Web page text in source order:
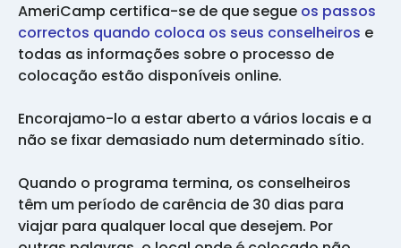
AmeriCamp certifica-se de que segue os passos
correctos quando coloca os seus conselheiros e
todas as informações sobre o processo de
colocação estão disponíveis online.
Encorajamo-lo a estar aberto a vários locais e a
não se fixar demasiado num determinado sítio.
Quando o programa termina, os conselheiros
têm um período de carência de 30 dias para
viajar para qualquer local que desejem. Por